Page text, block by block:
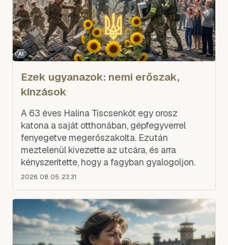
AI
Ezek ugyanazok: nemi erőszak,
kínzások
A 63 éves Halina Tiscsenkót egy orosz
katona a saját otthonában, gépfegyverrel
fenyegetve megerőszakolta. Ezután
meztelenül kivezette az utcára, és arra
kényszerítette, hogy a fagyban gyalogoljon.
2026. 08. 05. 23:31